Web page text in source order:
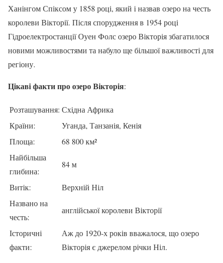
Ханінгом Спіксом у 1858 році, який і назвав озеро на честь
королеви Вікторії. Після спорудження в 1954 році
Гідроелектростанції Оуен Фолс озеро Вікторія збагатилося
новими можливостями та набуло ще більшої важливості для
регіону.
Цікаві факти про озеро Вікторія:
Розташування: Східна Африка
Країни:
Уганда, Танзанія, Кенія
Площа:
68 800 км²
Найбільша
глибина:
84 м
Витік:
Верхній Ніл
Названо на
честь:
англійської королеви Вікторії
Історичні
факти:
Аж до 1920-х років вважалося, що озеро
Вікторія є джерелом річки Ніл.